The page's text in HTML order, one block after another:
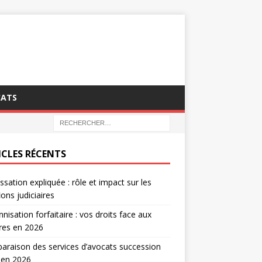
RÉCENTS
expliquée : rôle et impact sur les
judiciaires
forfaitaire : vos droits face aux
en 2026
des services d’avocats succession
2026